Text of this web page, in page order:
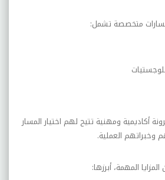
مسارات متخصصة تشمل:
أكاديمية ومهنية تتيح لهم اختيار المسار
وخبراتهم العملية.
المهمة، أبرزها: